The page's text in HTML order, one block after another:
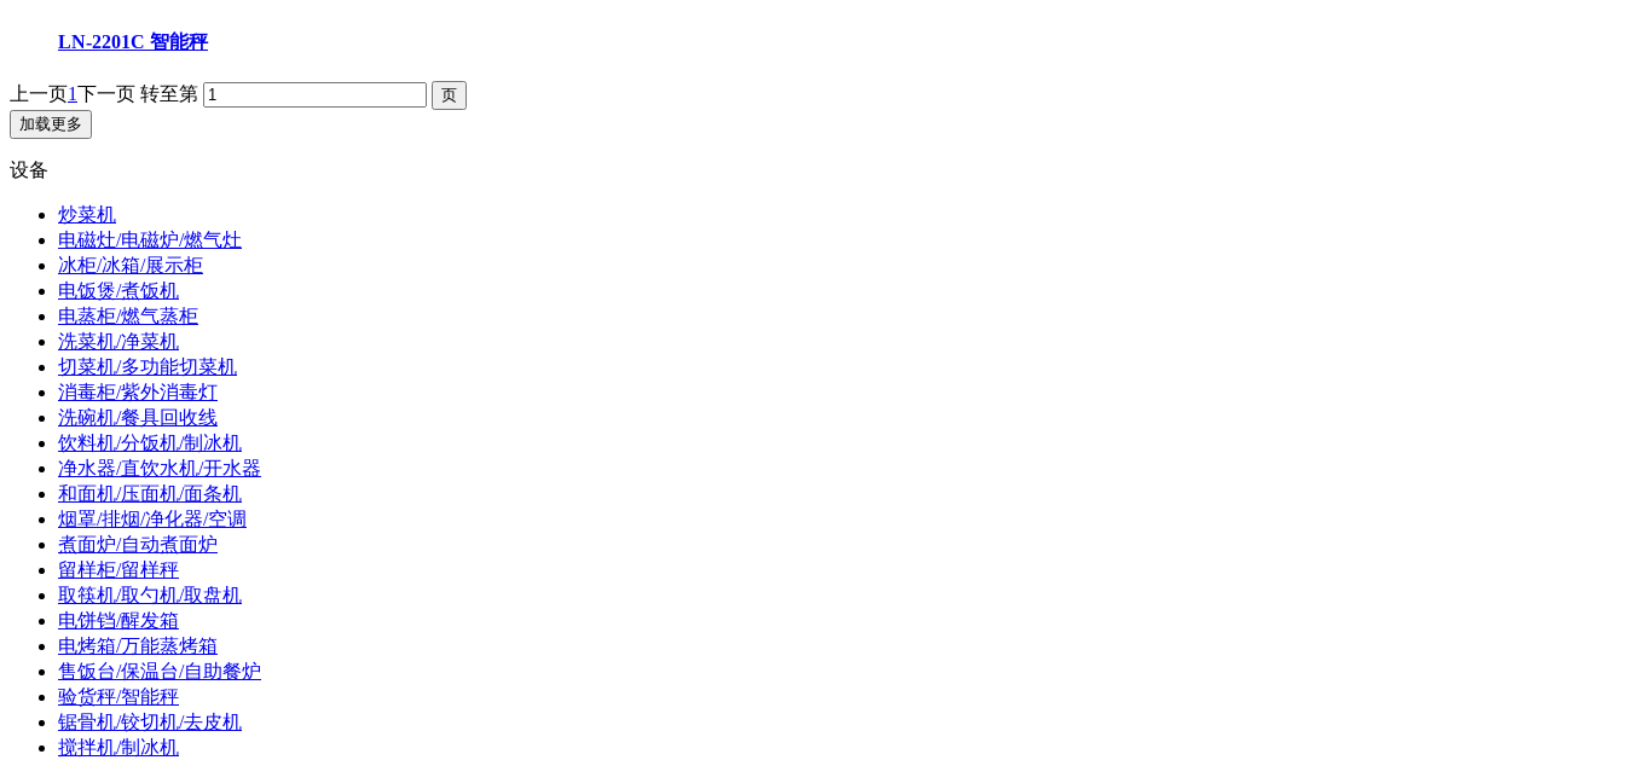
LN-2201C 智能秤
上一页1下一页 转至第
加载更多
设备
炒菜机
电磁灶/电磁炉/燃气灶
冰柜/冰箱/展示柜
电饭煲/煮饭机
电蒸柜/燃气蒸柜
洗菜机/净菜机
切菜机/多功能切菜机
消毒柜/紫外消毒灯
洗碗机/餐具回收线
饮料机/分饭机/制冰机
净水器/直饮水机/开水器
和面机/压面机/面条机
烟罩/排烟/净化器/空调
煮面炉/自动煮面炉
留样柜/留样秤
取筷机/取勺机/取盘机
电饼铛/醒发箱
电烤箱/万能蒸烤箱
售饭台/保温台/自助餐炉
验货秤/智能秤
锯骨机/铰切机/去皮机
搅拌机/制冰机